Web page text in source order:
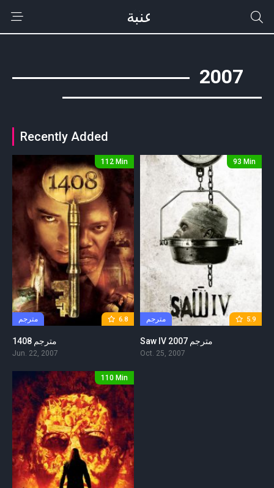
2007
Recently Added
6.8 مترجم
112 Min
1408 مترجم
Jun. 22, 2007
5.9 مترجم
93 Min
Saw IV 2007 مترجم
Oct. 25, 2007
110 Min